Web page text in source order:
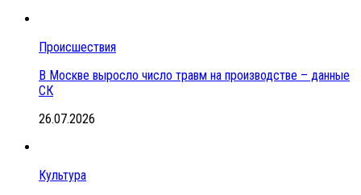
Происшествия
В Москве выросло число травм на производстве – данные
СК
26.07.2026
Культура